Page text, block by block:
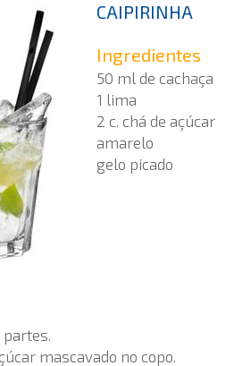
CAIPIRINHA
Ingredientes
50 ml de cachaça
1 lima
2 c. chá de açúcar
amarelo
gelo picado
partes.
mascavado no copo.